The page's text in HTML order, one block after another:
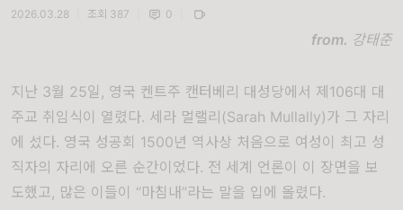
2026.03.28 조회 387 0
from. 강태준
지난 3월 25일, 영국 켄트주 캔터베리 대성당에서 제106대 대
주교 취임식이 열렸다. 세라 멀랠리(Sarah Mullally)가 그 자리
에 섰다. 영국 성공회 1500년 역사상 처음으로 여성이 최고 성
직자의 자리에 오른 순간이었다. 전 세계 언론이 이 장면을 보
도했고, 많은 이들이 “마침내”라는 말을 입에 올렸다.